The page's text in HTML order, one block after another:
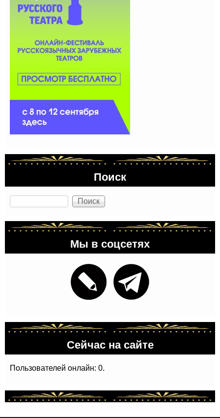
Поиск
Поиск
Мы в соцсетях
Сейчас на сайте
Пользователей онлайн: 0.